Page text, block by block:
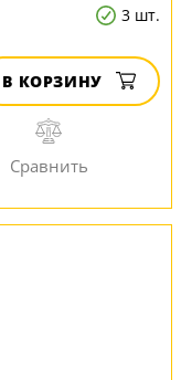
3 шт.
В КОРЗИНУ